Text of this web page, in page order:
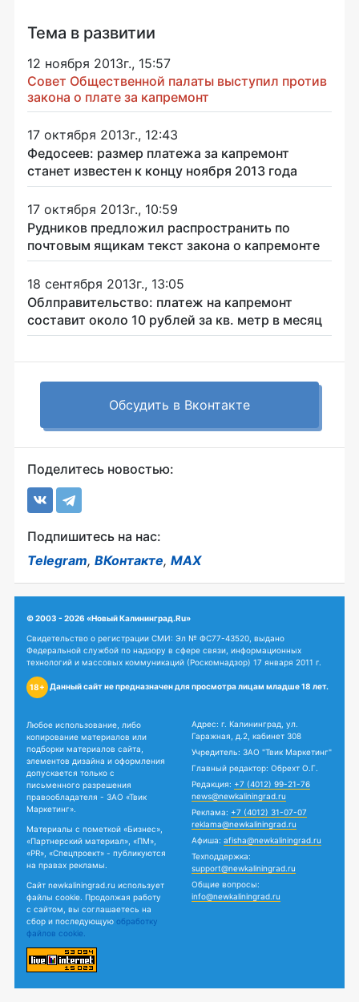
Тема в развитии
12 ноября 2013г., 15:57
Совет Общественной палаты выступил против
закона о плате за капремонт
17 октября 2013г., 12:43
Федосеев: размер платежа за капремонт
станет известен к концу ноября 2013 года
17 октября 2013г., 10:59
Рудников предложил распространить по
почтовым ящикам текст закона о капремонте
18 сентября 2013г., 13:05
Облправительство: платеж на капремонт
составит около 10 рублей за кв. метр в месяц
Обсудить в Вконтакте
Поделитесь новостью:
Подпишитесь на нас:
Telegram, ВКонтакте, MAX
© 2003 - 2026 «Новый Калининград.Ru»
Свидетельство о регистрации СМИ: Эл № ФС77-43520, выдано
Федеральной службой по надзору в сфере связи, информационных
технологий и массовых коммуникаций (Роскомнадзор) 17 января 2011 г.
18+ Данный сайт не предназначен для просмотра лицам младше 18 лет.
Любое использование, либо
копирование материалов или
подборки материалов сайта,
элементов дизайна и оформления
допускается только с
письменного разрешения
правообладателя - ЗАО «Твик
Маркетинг».
Материалы с пометкой «Бизнес»,
«Партнерский материал», «ПМ»,
«PR», «Спецпроект» - публикуются
на правах рекламы.
Сайт newkaliningrad.ru использует
файлы cookie. Продолжая работу
с сайтом, вы соглашаетесь на
сбор и последующую обработку
файлов cookie.
Адрес: г. Калининград, ул.
Гаражная, д.2, кабинет 308
Учредитель: ЗАО "Твик Маркетинг"
Главный редактор: Обрехт О.Г.
Редакция: +7 (4012) 99-21-76
news@newkaliningrad.ru
Реклама: +7 (4012) 31-07-07
reklama@newkaliningrad.ru
Афиша: afisha@newkaliningrad.ru
Техподдержка:
support@newkaliningrad.ru
Общие вопросы:
info@newkaliningrad.ru